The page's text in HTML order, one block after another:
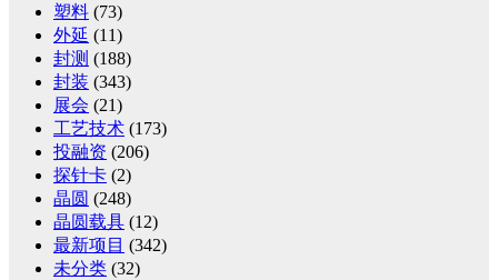
塑料 (73)
外延 (11)
封测 (188)
封装 (343)
展会 (21)
工艺技术 (173)
投融资 (206)
探针卡 (2)
晶圆 (248)
晶圆载具 (12)
最新项目 (342)
未分类 (32)